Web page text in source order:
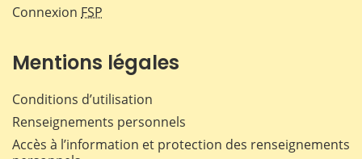
Connexion FSP
Mentions légales
Conditions d’utilisation
Renseignements personnels
Accès à l’information et protection des renseignements